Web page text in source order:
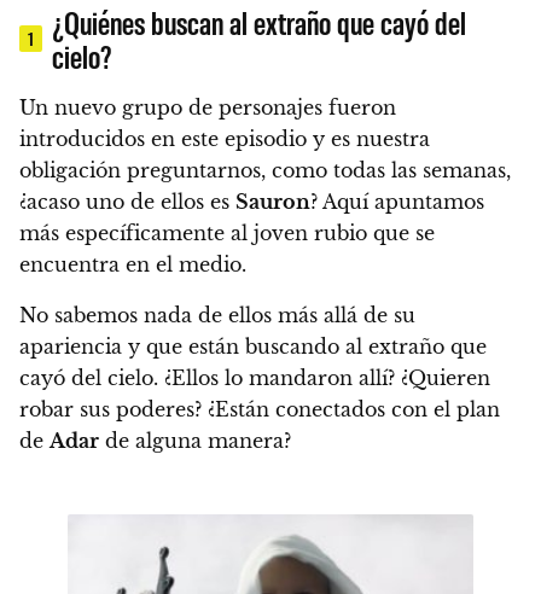
1
¿Quiénes buscan al extraño que cayó del
cielo?
Un nuevo grupo de personajes fueron
introducidos en este episodio y es nuestra
obligación preguntarnos, como todas las semanas,
¿acaso uno de ellos es Sauron? Aquí apuntamos
más específicamente al joven rubio que se
encuentra en el medio.
No sabemos nada de ellos más allá de su
apariencia y que están buscando al extraño que
cayó del cielo. ¿Ellos lo mandaron allí? ¿Quieren
robar sus poderes? ¿Están conectados con el plan
de Adar de alguna manera?